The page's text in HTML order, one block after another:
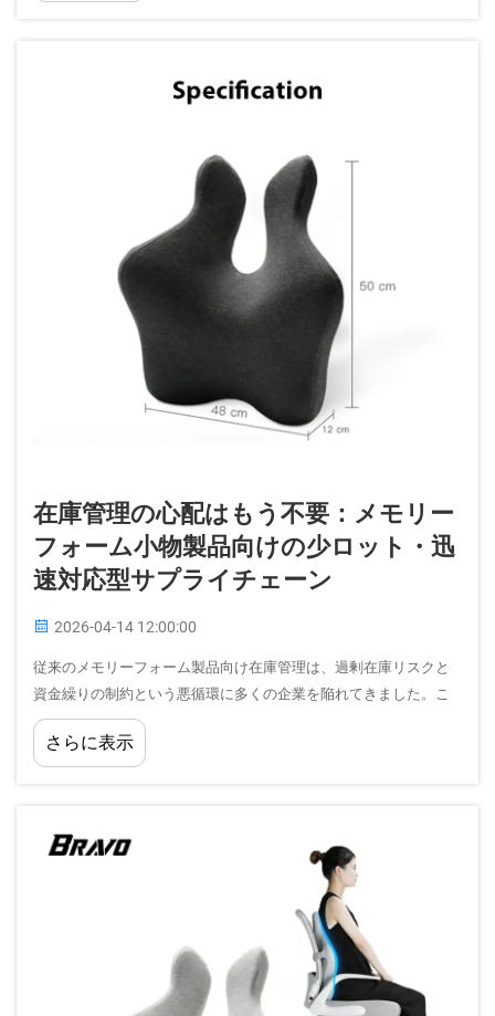
在庫管理の心配はもう不要：メモリー
フォーム小物製品向けの少ロット・迅
速対応型サプライチェーン
2026-04-14 12:00:00
従来のメモリーフォーム製品向け在庫管理は、過剰在庫リスクと
資金繰りの制約という悪循環に多くの企業を陥れてきました。こ
の課題は、特殊なメモリーフォーム小物製品を取り扱う場合にお
いてさらに顕著になります…
さらに表示